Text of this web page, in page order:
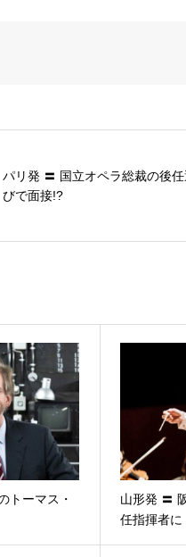
パリ発 〓 国立オペラ総裁の後任
びで面接!?
トーマス・
山形発 〓
任指揮者に